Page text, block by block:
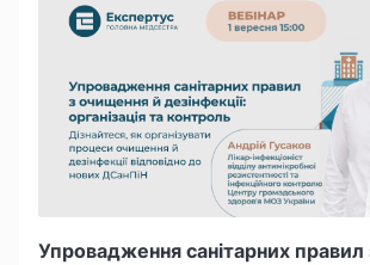
Упровадження санітарних